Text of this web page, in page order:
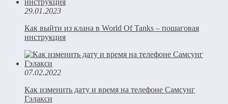
29.01.2023
Как выйти из клана в World Of Tanks – пошаговая
инструкция
07.02.2022
Как изменить дату и время на телефоне Самсунг
Гэлакси